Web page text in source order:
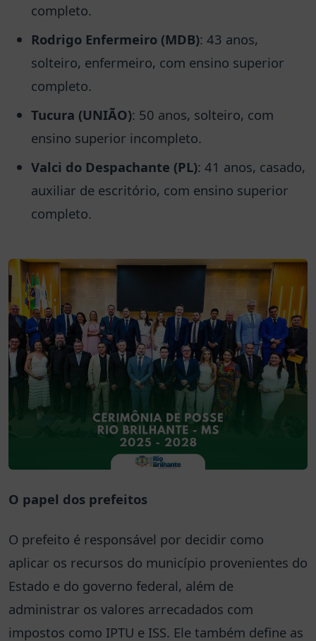
completo.
Rodrigo Enfermeiro (MDB): 43 anos,
solteiro, enfermeiro, com ensino superior
completo.
Tucura (UNIÃO): 50 anos, solteiro, com
ensino superior incompleto.
Valci do Despachante (PL): 41 anos, casado,
auxiliar de escritório, com ensino superior
completo.
O papel dos prefeitos
O prefeito é responsável por decidir como
aplicar os recursos do município provenientes do
Estado e do governo federal, além de
administrar os valores arrecadados com
impostos como IPTU e ISS. Ele também define as